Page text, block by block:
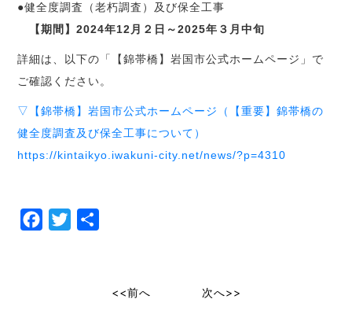
●健全度調査（老朽調査）及び保全工事
【期間】2024年12月２日～2025年３月中旬
詳細は、以下の「【錦帯橋】岩国市公式ホームページ」で
ご確認ください。
▽【錦帯橋】岩国市公式ホームページ（【重要】錦帯橋の
健全度調査及び保全工事について）
https://kintaikyo.iwakuni-city.net/news/?p=4310
Facebook
Twitter
<<前へ 次へ>>